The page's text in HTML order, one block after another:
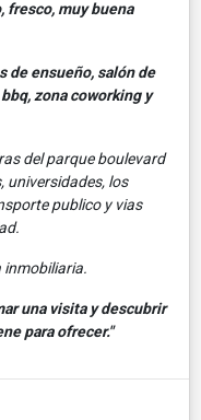
fresco, muy buena
de ensueño, salón de
zona coworking y
del parque boulevard
universidades, los
publico y vias
inmobiliaria.
una visita y descubrir
para ofrecer."